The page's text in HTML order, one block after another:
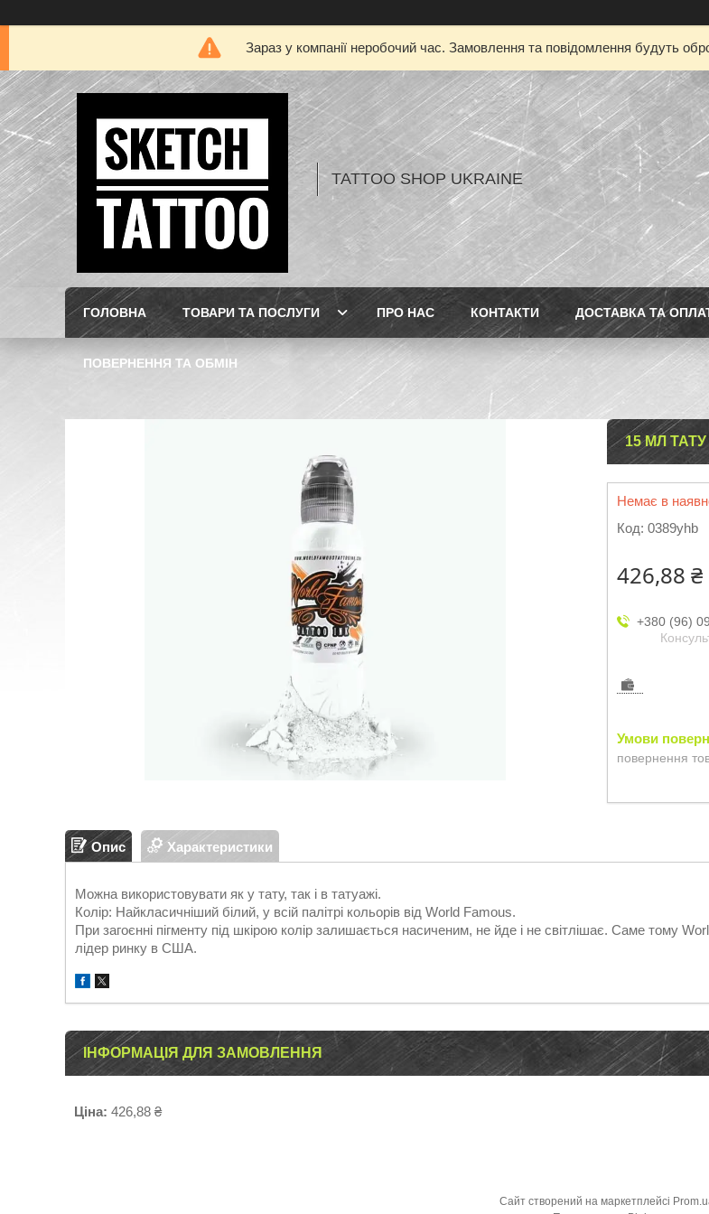
Зараз у компанії неробочий час. Замовлення та повідомлення будуть
TATTOO SHOP UKRAINE
ГОЛОВНА ТОВАРИ ТА ПОСЛУГИ ПРО НАС КОНТАКТИ ДОСТАВКА ТА
ПОВЕРНЕННЯ ТА ОБМІН
15 МЛ ТАТУ
Немає в
Код: 0389yhb
426,88 ₴
+380 (96)
повернення
Опис Характеристики
Можна використовувати як у тату, так і в татуажі.
Колір: Найкласичніший білий, у всій палітрі кольорів від World Famous.
При загоєнні пігменту під шкірою колір залишається насиченим, не йде і не світлішає. Саме тому
лідер ринку в США.
ІНФОРМАЦІЯ ДЛЯ ЗАМОВЛЕННЯ
Ціна: 426,88 ₴
Сайт створений на маркетплейсі